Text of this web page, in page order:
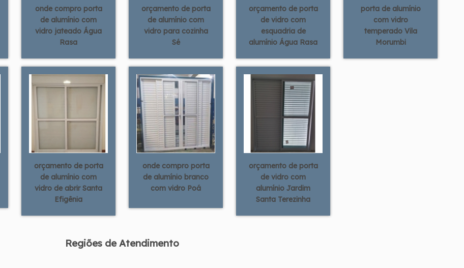
onde compro porta
de alumínio com
vidro jateado Água
Rasa
orçamento de porta
de alumínio com
vidro para cozinha
Sé
orçamento de porta
de vidro com
esquadria de
alumínio Água Rasa
porta de alumínio
com vidro
temperado Vila
Morumbi
orçamento de porta
de alumínio com
vidro de abrir Santa
Efigênia
onde compro porta
de alumínio branco
com vidro Poá
orçamento de porta
de vidro com
alumínio Jardim
Santa Terezinha
Regiões de Atendimento